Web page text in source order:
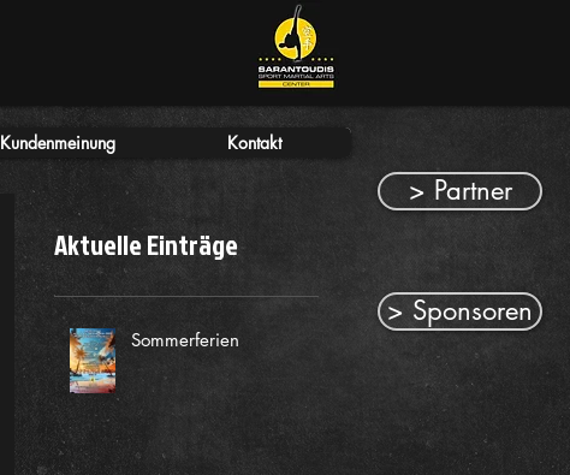
Kundenmeinung Kontakt
Aktuelle Einträge
Sommerferien
> Partner
> Sponsoren